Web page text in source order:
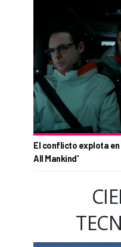
El conflicto explota en
All Mankind'